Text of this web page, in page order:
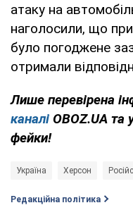
атаку на
наголосили, що
було погоджене
отримали
Лише перевірена
каналі OBOZ.UA та
фейки!
Україна Херсон
Редакційна політика